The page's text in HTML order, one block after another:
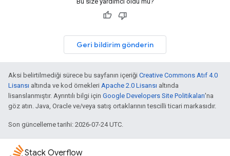
Geri bildirim gönderin
Aksi belirtilmediği sürece bu sayfanın içeriği Creative Commons Atıf 4.0
Lisansı altında ve kod örnekleri Apache 2.0 Lisansı altında
lisanslanmıştır. Ayrıntılı bilgi için Google Developers Site Politikaları'na
göz atın. Java, Oracle ve/veya satış ortaklarının tescilli ticari markasıdır.
Son güncelleme tarihi: 2026-07-24 UTC.
Stack Overflow